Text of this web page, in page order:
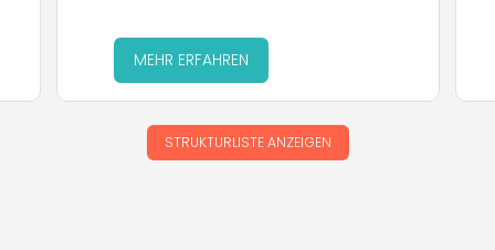
MEHR ERFAHREN
STRUKTURLISTE ANZEIGEN